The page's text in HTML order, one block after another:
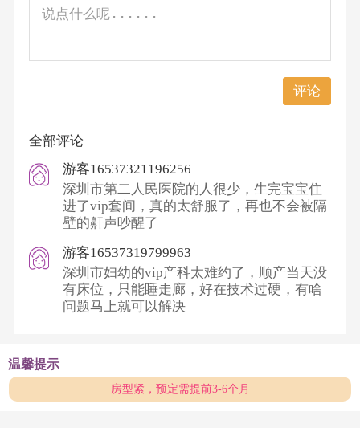
评论
全部评论
游客16537321196256
深圳市第二人民医院的人很少，生完宝宝住
进了vip套间，真的太舒服了，再也不会被隔
壁的鼾声吵醒了
游客16537319799963
深圳市妇幼的vip产科太难约了，顺产当天没
有床位，只能睡走廊，好在技术过硬，有啥
问题马上就可以解决
温馨提示
房型紧，预定需提前3-6个月